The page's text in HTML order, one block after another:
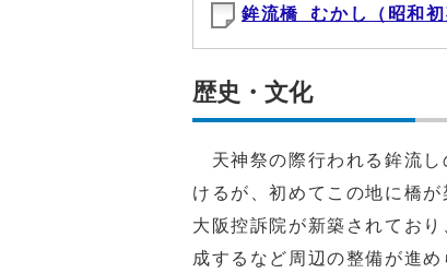
鉾流橋_むかし（昭和
歴史・文化
天神祭の際行われる鉾流し
けるが、初めてこの地に橋
大阪控訴院が新築されてお
成するなど周辺の整備が進